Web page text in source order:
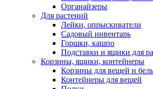
Органайзеры
Для растений
Лейки, опрыскиватели
Садовый инвентарь
Горшки, кашпо
Подставки и ящики для
Корзины, ящики, контейнеры
Корзины для вещей и
Контейнеры для вещей